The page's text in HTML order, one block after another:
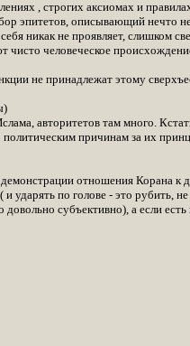
, строгих аксиомах и
эпитетов, описывающий нечто
никак не проявляет, слишком
чисто человеческое
не принадлежат этому
авторитетов там много.
причинам за их
отношения Корана
ударять по голове - это
субъективно), а если